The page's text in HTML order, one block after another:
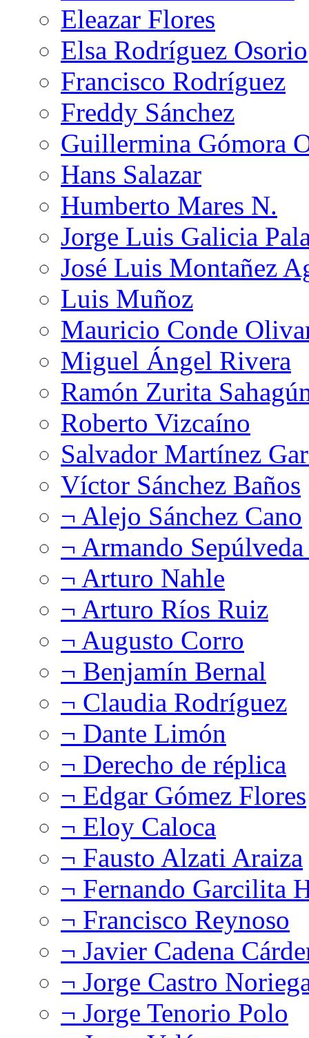
Eleazar Flores
Elsa Rodríguez Osorio
Francisco Rodríguez
Freddy Sánchez
Guillermina Gómora
Hans Salazar
Humberto Mares N.
Jorge Luis Galicia
José Luis Montañez
Luis Muñoz
Mauricio Conde
Miguel Ángel Rivera
Ramón Zurita
Roberto Vizcaíno
Salvador Martínez
Víctor Sánchez Baños
¬ Alejo Sánchez Cano
¬ Armando
¬ Arturo Nahle
¬ Arturo Ríos Ruiz
¬ Augusto Corro
¬ Benjamín Bernal
¬ Claudia Rodríguez
¬ Dante Limón
¬ Derecho de réplica
¬ Edgar Gómez Flores
¬ Eloy Caloca
¬ Fausto Alzati Araiza
¬ Fernando Garcilita
¬ Francisco Reynoso
¬ Javier Cadena
¬ Jorge Castro
¬ Jorge Tenorio Polo